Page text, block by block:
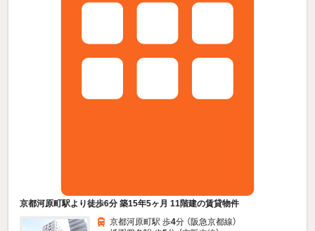
京都河原町駅より徒歩6分 築15年5ヶ月 11階建の賃貸物件
京都河原町駅 歩4分 （阪急京都線）